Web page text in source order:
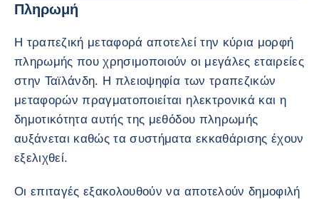
Πληρωμή
Η τραπεζική μεταφορά αποτελεί την κύρια μορφή
πληρωμής που χρησιμοποιούν οι μεγάλες εταιρείες
στην Ταϊλάνδη. Η πλειοψηφία των τραπεζικών
μεταφορών πραγματοποιείται ηλεκτρονικά και η
δημοτικότητα αυτής της μεθόδου πληρωμής
αυξάνεται καθώς τα συστήματα εκκαθάρισης έχουν
εξελιχθεί.
Οι επιταγές εξακολουθούν να αποτελούν δημοφιλή